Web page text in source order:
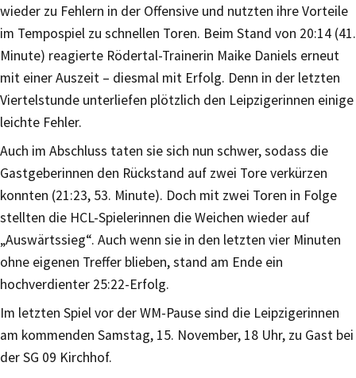
wieder zu Fehlern in der Offensive und nutzten ihre Vorteile
im Tempospiel zu schnellen Toren. Beim Stand von 20:14 (41.
Minute) reagierte Rödertal-Trainerin Maike Daniels erneut
mit einer Auszeit – diesmal mit Erfolg. Denn in der letzten
Viertelstunde unterliefen plötzlich den Leipzigerinnen einige
leichte Fehler.
Auch im Abschluss taten sie sich nun schwer, sodass die
Gastgeberinnen den Rückstand auf zwei Tore verkürzen
konnten (21:23, 53. Minute). Doch mit zwei Toren in Folge
stellten die HCL-Spielerinnen die Weichen wieder auf
„Auswärtssieg“. Auch wenn sie in den letzten vier Minuten
ohne eigenen Treffer blieben, stand am Ende ein
hochverdienter 25:22-Erfolg.
Im letzten Spiel vor der WM-Pause sind die Leipzigerinnen
am kommenden Samstag, 15. November, 18 Uhr, zu Gast bei
der SG 09 Kirchhof.